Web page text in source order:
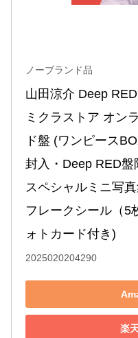
ノーブランド品
山田涼介 Deep
ミクラストア オン
ド盤 (ワンピース
封入・Deep RED盤
スペシャルミニ写
フレークシール（5
ォトカード付き)
2025020204290
楽